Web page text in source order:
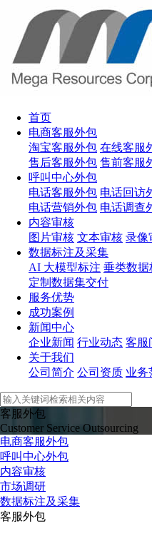
首页
电商客服外包
淘宝客服外包 在线客服
售后客服外包 售前客服
呼叫中心外包
电话客服外包 电话回访
电话营销外包 电话调查
内容审核
图片审核 文本审核 录像
数据标注及采集
AI 大模型标注 垂类数据
定制数据集交付
服务优势
成功案例
新闻中心
企业新闻 行业动态 客服
关于我们
公司简介 公司资质 业务
客服外包
Customer Service Outsourcing
电商客服外包
呼叫中心外包
内容审核
市场调研
数据标注及采集
客服外包